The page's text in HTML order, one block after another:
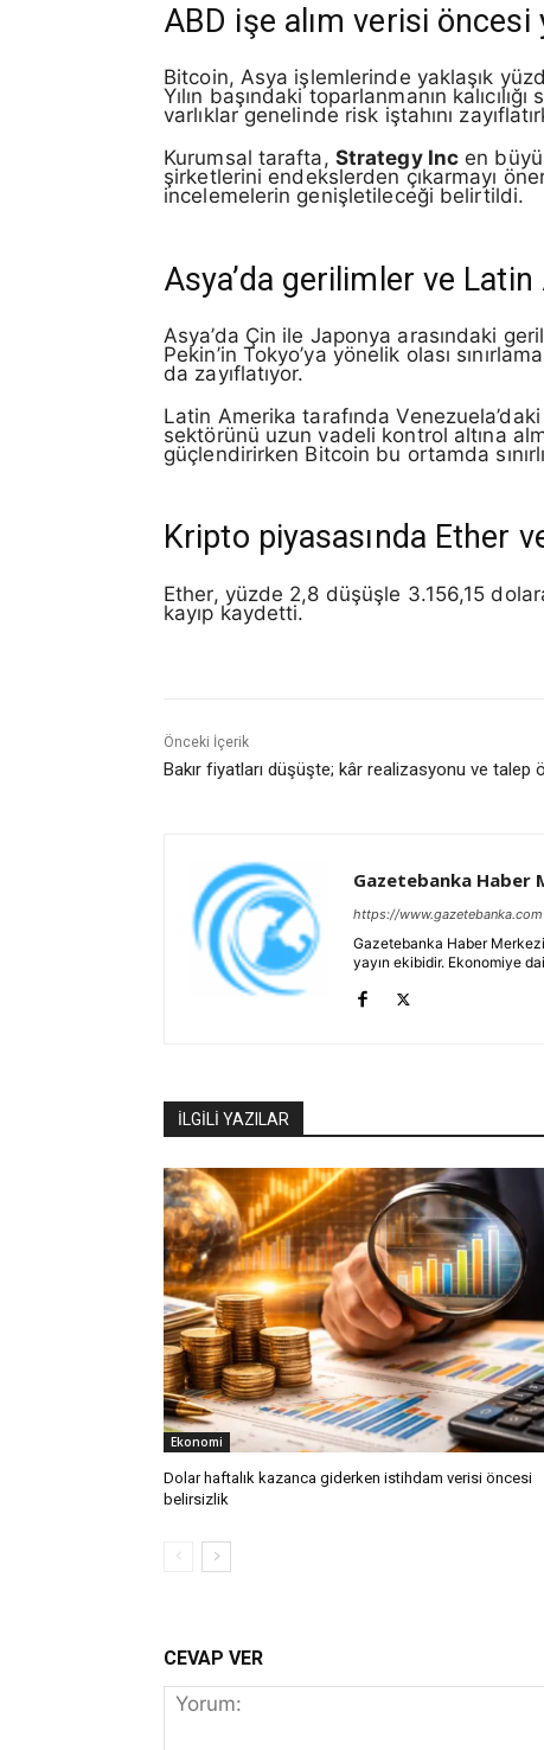
ABD işe alım verisi
Bitcoin, Asya işlemlerinde yaklaşık
Yılın başındaki toparlanmanın
varlıklar genelinde risk iştahını
Kurumsal tarafta, Strategy Inc en
şirketlerini endekslerden çıkarmayı
incelemelerin genişletileceği belirtildi.
Asya’da gerilimler ve
Asya’da Çin ile Japonya arasındaki
Pekin’in Tokyo’ya yönelik olası
da zayıflatıyor.
Latin Amerika tarafında
sektörünü uzun vadeli kontrol altına
güçlendirirken Bitcoin bu ortamda
Kripto piyasasında Ether
Ether, yüzde 2,8 düşüşle 3.156,15
kayıp kaydetti.
Önceki İçerik
Bakır fiyatları düşüşte; kâr realizasyonu ve talep
Gazetebanka Haber
https://www.gazetebanka.com
Gazetebanka Haber
yayın ekibidir. Ekonomiye
İLGİLİ YAZILAR
Ekonomi
Dolar haftalık kazanca giderken istihdam verisi öncesi
belirsizlik
CEVAP VER